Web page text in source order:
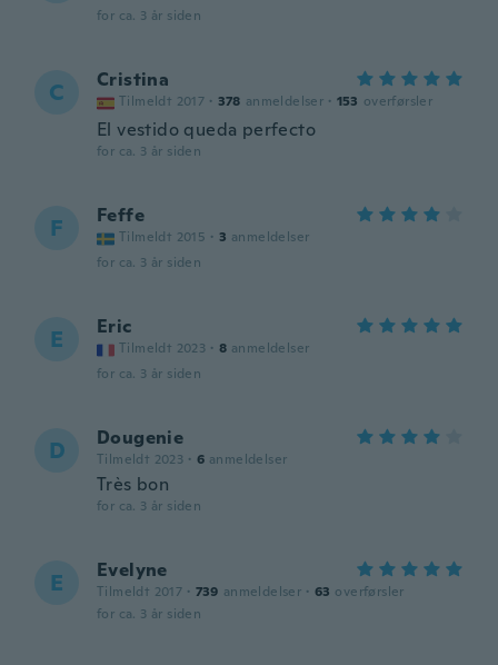
for ca. 3 år siden
C Cristina
Tilmeldt 2017 · 378 anmeldelser · 153 overførsler
El vestido queda perfecto
for ca. 3 år siden
F Feffe
Tilmeldt 2015 · 3 anmeldelser
for ca. 3 år siden
E Eric
Tilmeldt 2023 · 8 anmeldelser
for ca. 3 år siden
D Dougenie
Tilmeldt 2023 · 6 anmeldelser
Très bon
for ca. 3 år siden
E Evelyne
Tilmeldt 2017 · 739 anmeldelser · 63 overførsler
for ca. 3 år siden